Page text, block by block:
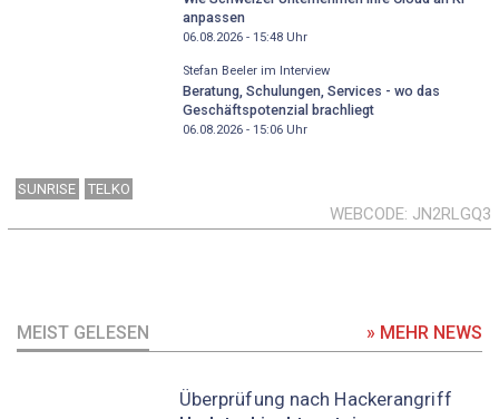
anpassen
06.08.2026 - 15:48Uhr
Stefan Beeler im Interview
Beratung, Schulungen, Services - wo das
Geschäftspotenzial brachliegt
06.08.2026 - 15:06Uhr
SUNRISE TELKO
WEBCODE JN2RLGQ3
MEIST GELESEN » MEHR NEWS
Überprüfung nach Hackerangriff